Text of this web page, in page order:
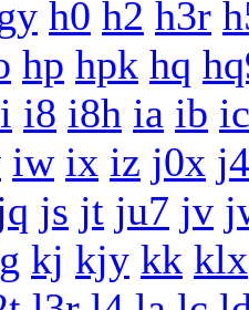
h0 h2 h3r
hp hpk hq
i8 i8h ia ib ic
iw ix iz j0x
js jt ju7 jv
kj kjy kk klx